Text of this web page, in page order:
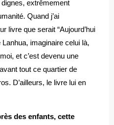
extrêmement
Quand j’ai
livre que serait “Aujourd’hui
imaginaire celui là,
et c’est devenu une
tout ce quartier de
D’ailleurs, le livre lui en
des enfants, cette